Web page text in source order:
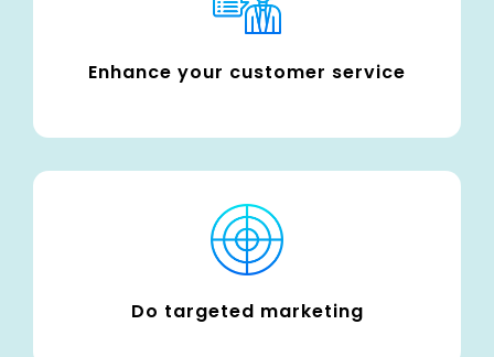
Enhance your customer service
Do targeted marketing